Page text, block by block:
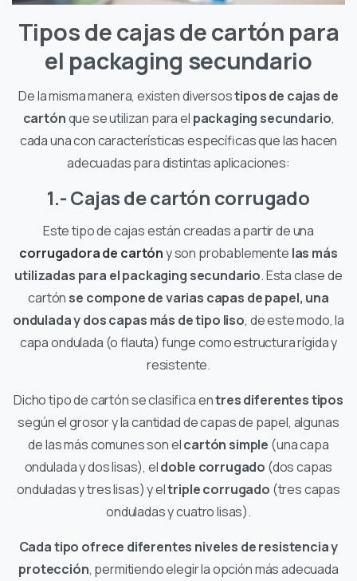
Tipos de cajas de cartón para
el packaging secundario
De la misma manera, existen diversostipos de cajas de
cartónque se utilizan para el packaging secundario,
cada una con características específicas que las hacen
adecuadas para distintas aplicaciones:
1.- Cajas de cartón corrugado
Este tipo de cajas están creadas a partir de una
corrugadora de cartóny son probablemente las más
utilizadas para el packaging secundario. Esta clase de
cartón se compone de varias capas de papel, una
ondulada y dos capas más de tipo liso, de este modo, la
capa ondulada (o flauta) funge como estructura rígida y
resistente.
Dicho tipo de cartón se clasifica entres diferentes tipos
según el grosor y la cantidad de capas de papel, algunas
de las más comunes son elcartón simple (una capa
ondulada y dos lisas), eldoble corrugado (dos capas
onduladas y tres lisas) y eltriple corrugado (tres capas
onduladas y cuatro lisas).
Cada tipo ofrece diferentes niveles de resistencia y
protección, permitiendo elegir la opción más adecuada